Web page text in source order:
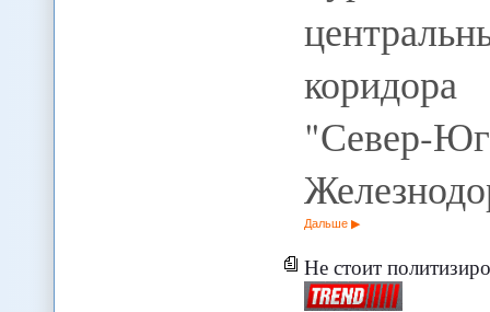
"Север-
Дальше
Не стоит